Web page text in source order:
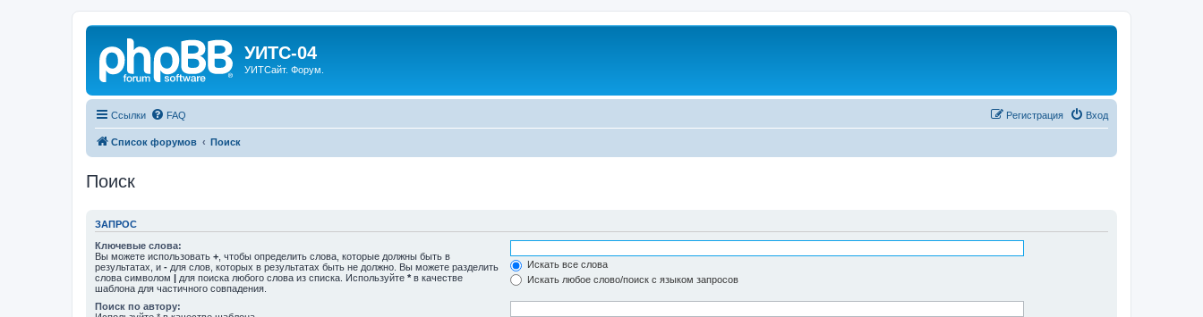
УИТС-04
УИТСайт. Форум.
Ссылки FAQ Вход
Регистрация
Список форумов Поиск
Поиск
ЗАПРОС
Ключевые слова:
Вы можете использовать + , чтобы определить слова, которые должны быть в
результатах, и - для слов, которых в результатах быть не должно. Вы можете разделить
слова символом | для поиска любого слова из списка. Используйте * в качестве
шаблона для частичного совпадения.
Искать все слова
Искать любое слово/поиск с языком запросов
Поиск по автору: